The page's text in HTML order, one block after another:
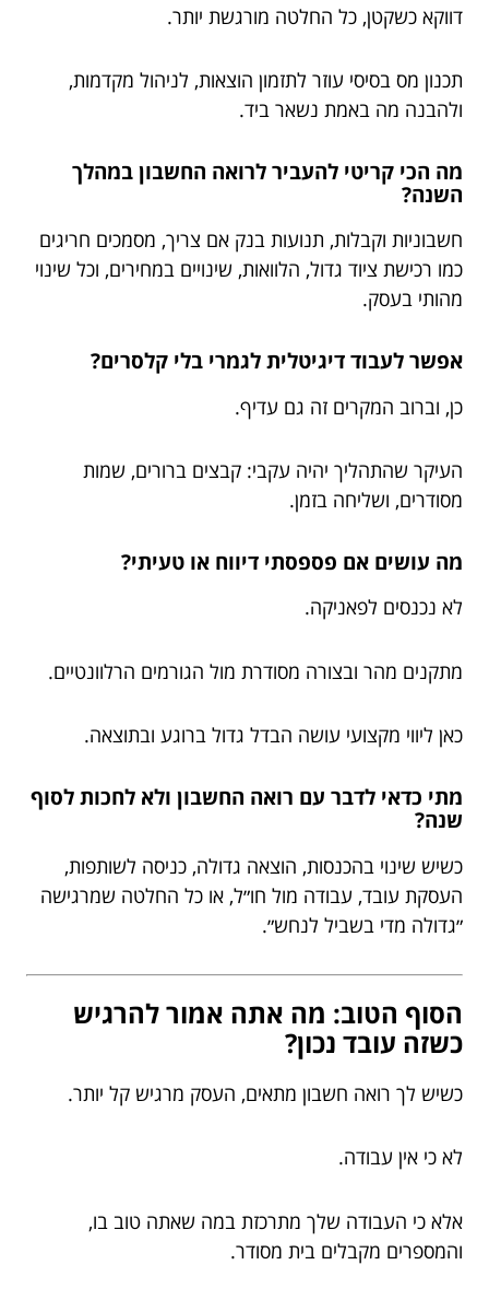
דווקא כשקטן, כל החלטה מורגשת יותר.
תכנון מס בסיסי עוזר לתזמון הוצאות, לניהול מקדמות,
ולהבנה מה באמת נשאר ביד.
מה הכי קריטי להעביר לרואה החשבון במהלך
השנה?
חשבוניות וקבלות, תנועות בנק אם צריך, מסמכים חריגים
כמו רכישת ציוד גדול, הלוואות, שינויים במחירים, וכל שינוי
מהותי בעסק.
אפשר לעבוד דיגיטלית לגמרי בלי קלסרים?
כן, וברוב המקרים זה גם עדיף.
העיקר שהתהליך יהיה עקבי: קבצים ברורים, שמות
מסודרים, ושליחה בזמן.
מה עושים אם פספסתי דיווח או טעיתי?
לא נכנסים לפאניקה.
מתקנים מהר ובצורה מסודרת מול הגורמים הרלוונטיים.
כאן ליווי מקצועי עושה הבדל גדול ברוגע ובתוצאה.
מתי כדאי לדבר עם רואה החשבון ולא לחכות לסוף
שנה?
כשיש שינוי בהכנסות, הוצאה גדולה, כניסה לשותפות,
העסקת עובד, עבודה מול חו״ל, או כל החלטה שמרגישה
״גדולה מדי בשביל לנחש״.
הסוף הטוב: מה אתה אמור להרגיש
כשזה עובד נכון?
כשיש לך רואה חשבון מתאים, העסק מרגיש קל יותר.
לא כי אין עבודה.
אלא כי העבודה שלך מתרכזת במה שאתה טוב בו,
והמספרים מקבלים בית מסודר.